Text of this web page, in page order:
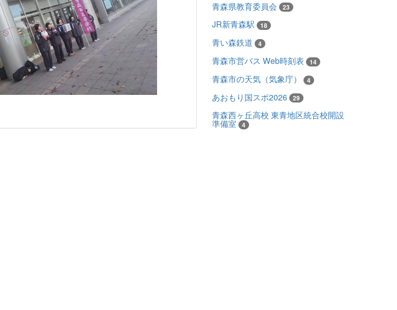
青森県教育委員会 23
JR新青森駅 18
青い森鉄道 4
青森市営バス Web時刻表 14
青森市の天気（気象庁） 4
あおもり国スポ2026 29
青森西ヶ丘高校 東青地区統合校開設
準備室 4